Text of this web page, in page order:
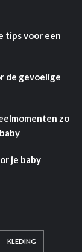
tips voor een
de gevoelige
zo
je baby
KLEDING